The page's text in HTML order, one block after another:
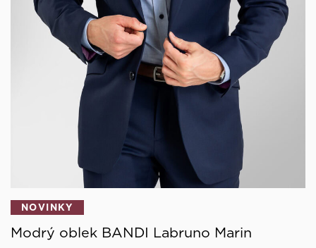
NOVINKY
Modrý oblek BANDI Labruno Marin